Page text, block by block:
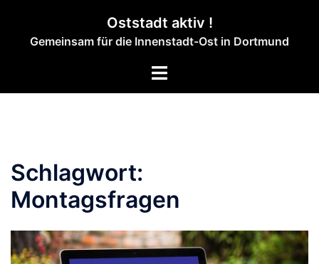
springen
Oststadt aktiv !
Gemeinsam für die Innenstadt-Ost in Dortmund
Menü
Schlagwort:
Montagsfragen